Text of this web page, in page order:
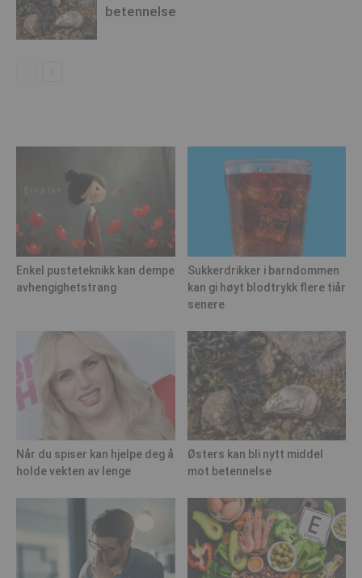
betennelse
Enkel pusteteknikk kan dempe
avhengighetstrang
Sukkerdrikker i barndommen
kan gi høyt blodtrykk flere tiår
senere
Når du spiser kan hjelpe deg å
holde vekten av lenge
Østers kan bli nytt middel
mot betennelse